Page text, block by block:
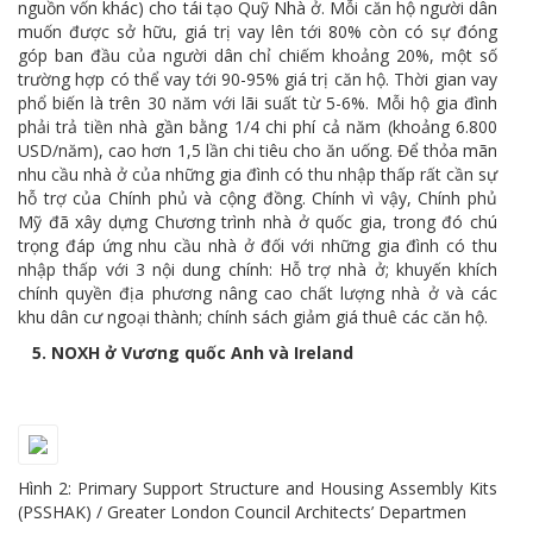
nguồn vốn khác) cho tái tạo Quỹ Nhà ở. Mỗi căn hộ người dân
muốn được sở hữu, giá trị vay lên tới 80% còn có sự đóng
góp ban đầu của người dân chỉ chiếm khoảng 20%, một số
trường hợp có thể vay tới 90-95% giá trị căn hộ. Thời gian vay
phổ biến là trên 30 năm với lãi suất từ 5-6%. Mỗi hộ gia đình
phải trả tiền nhà gần bằng 1/4 chi phí cả năm (khoảng 6.800
USD/năm), cao hơn 1,5 lần chi tiêu cho ăn uống. Để thỏa mãn
nhu cầu nhà ở của những gia đình có thu nhập thấp rất cần sự
hỗ trợ của Chính phủ và cộng đồng. Chính vì vậy, Chính phủ
Mỹ đã xây dựng Chương trình nhà ở quốc gia, trong đó chú
trọng đáp ứng nhu cầu nhà ở đối với những gia đình có thu
nhập thấp với 3 nội dung chính: Hỗ trợ nhà ở; khuyến khích
chính quyền địa phương nâng cao chất lượng nhà ở và các
khu dân cư ngoại thành; chính sách giảm giá thuê các căn hộ.
5. NOXH ở Vương quốc Anh và Ireland
Hình 2: Primary Support Structure and Housing Assembly Kits
(PSSHAK) / Greater London Council Architects’ Departmen